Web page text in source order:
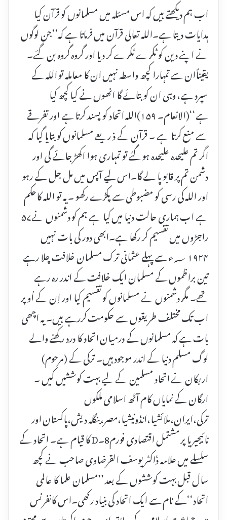
اب ہم دیکھتے ہیں کہ اس مسئلہ میں مسلمانوں کو قرآن کیا
ہدایات دیتا ہے۔اللہ تعالی قرآن میں فرماتا ہے کہ’’جن لوگوں
نے اپنے دین کو ٹکرے ٹکرے کر دیا اور گروہ گروہ بن گئے۔
یقیناًان سے تمہارا کچھ واسطہ نہیں ان کا معاملہ تو اللہ کے
سپرد ہے، وہی ان کو بتائے گا انھوں نے کیاکچھ کیا
ہے‘‘(الانعام۔ ۱۵۹)اللہ اتحاد کو پسند کرتا ہے اور تفرقے
سے منع کرتا ہے ۔ قرآن کے ذ ریعے مسلمانوں کو بتایا گیا کہ
اگر تم علیحدہ علیحدہ ہو گئے تو تمہاری ہوا اکھڑ جائے گی اور
دشمن تم پر قابو پا لے گا۔اس لیے آپس میں مل جل کے رہو
اور اللہ کی رسی کو مضبوطی سے پکڑے رکھو ۔ یہ تو اللہ کاحکم
ہے اب ہماری حالت دنیا میں کیا ہے ہم کو دشمنوں نے۵۷
راجڑوں میں تقسیم کر رکھا ہے۔ابھی دور کی بات نہیں
۱۹۲۴ ؁ء سے پہلے عثمانی ترک مسلمان خلافت چلا رہے
تین براظموں کے مسلمان ایک خلافت کے اندر رہ رہے
تھے۔ مگر دشمنوں نے مسلمانوں کو تقسیم کیا اور اِن کے اُو پر
اب تک مختلف طریقوں سے حکومت کررہے ہیں۔ یہ اچھی
بات ہے کہ مسلمانوں کے درمیان اتحاد کا درد رکھنے والے
لوگ مسلم دنیا کے اندر موجود ہیں۔ ترکی کے (مرحوم)
اربکان نے اتحاد مسلمین کے لیے بہت کوششیں کیں ۔
ارگان کے نمایاں کام آٹھ اسلامی ملکوں
ترکی،ایران،ملائشیا،انڈونیشیا،مصر،بنگلہ دیش،پاکستان اور
نائیجیریا پر مشتمل اقتصادی فورم8۔D کا قیام ہے۔ اتحاد کے
سلسلے میں علامہ ڈاکٹر یوسف القرضاوی صاحب نے کچھ
سال قبل بہت کوششوں کے بعد ’’مسلمان علما کا عالمی
اتحاد‘‘کے نام سے ایک اتحاد کی بنیاد رکھی۔اس کانفرنس